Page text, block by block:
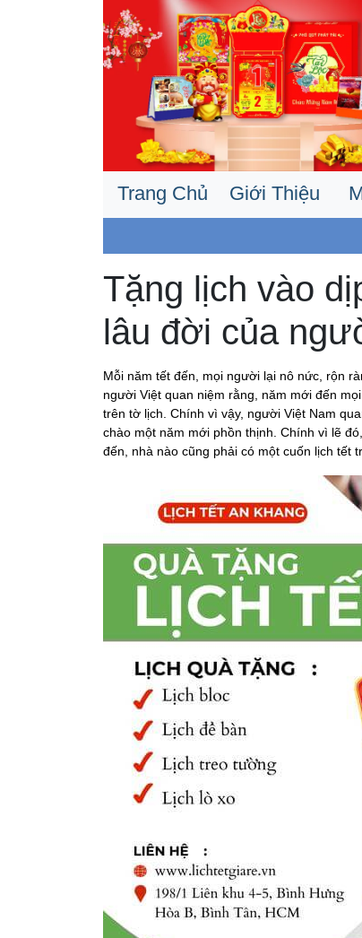
Trang Chủ Giới Thiệu
Tặng lịch vào
lâu đời của
Mỗi năm tết đến, mọi người lại nô nức, rộn
người Việt quan niệm rằng, năm mới đến
trên tờ lịch. Chính vì vậy, người Việt Nam
chào một năm mới phồn thịnh. Chính vì lẽ đó,
đến, nhà nào cũng phải có một cuốn lịch tết